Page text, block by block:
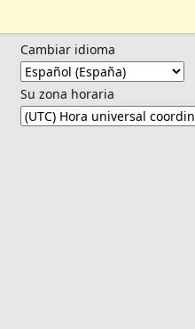
Cambiar idioma
Su zona horaria